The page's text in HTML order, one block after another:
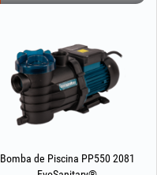
Bomba de Piscina PP550 2081